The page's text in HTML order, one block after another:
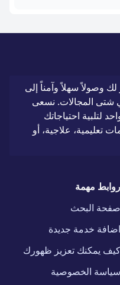
وصولاً سهلاً وآمناً إلى
شتى المجالات. نسعى
لتلبية احتياجاتك
تعليمية، علاجية، أو
روابط مهمة
صفحة البحث
اضافة خدمة جديدة
كيف يمكنك تعزيز ظهورك
سياسة الخصوصية